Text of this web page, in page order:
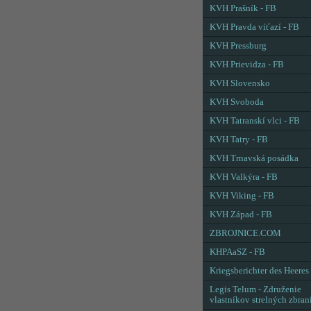
KVH Prašník - FB
KVH Pravda víťazí - FB
KVH Pressburg
KVH Prievidza - FB
KVH Slovensko
KVH Svoboda
KVH Tatranskí vlci - FB
KVH Tatry - FB
KVH Trnavská posádka
KVH Valkýra - FB
KVH Viking - FB
KVH Západ - FB
ZBROJNICE.COM
KHPAaSZ - FB
Kriegsberichter des Heeres
Legis Telum - Združenie
vlastníkov strelných